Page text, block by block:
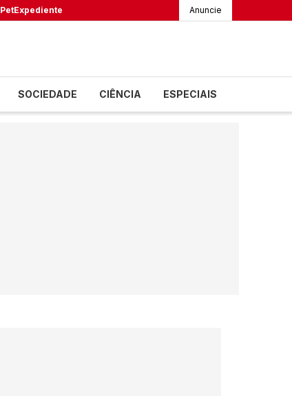
PetExpediente Anuncie
SOCIEDADE CIÊNCIA ESPECIAIS